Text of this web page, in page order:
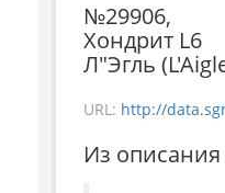
№29906,
Хондрит L6
Л"Эгль
URL: http://data.sgm.ru/dataset/17744eed-27fa-4a9a-bc72-
Из